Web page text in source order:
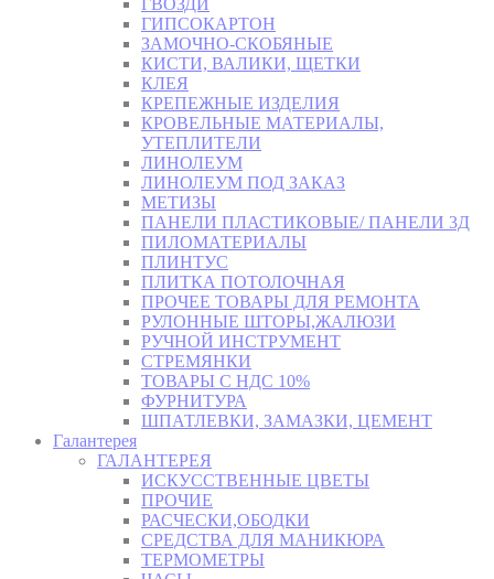
ГВОЗДИ
ГИПСОКАРТОН
ЗАМОЧНО-СКОБЯНЫЕ
КИСТИ, ВАЛИКИ, ЩЕТКИ
КЛЕЯ
КРЕПЕЖНЫЕ ИЗДЕЛИЯ
КРОВЕЛЬНЫЕ МАТЕРИАЛЫ,
УТЕПЛИТЕЛИ
ЛИНОЛЕУМ
ЛИНОЛЕУМ ПОД ЗАКАЗ
МЕТИЗЫ
ПАНЕЛИ ПЛАСТИКОВЫЕ/ ПАНЕЛИ 3Д
ПИЛОМАТЕРИАЛЫ
ПЛИНТУС
ПЛИТКА ПОТОЛОЧНАЯ
ПРОЧЕЕ ТОВАРЫ ДЛЯ РЕМОНТА
РУЛОННЫЕ ШТОРЫ,ЖАЛЮЗИ
РУЧНОЙ ИНСТРУМЕНТ
СТРЕМЯНКИ
ТОВАРЫ С НДС 10%
ФУРНИТУРА
ШПАТЛЕВКИ, ЗАМАЗКИ, ЦЕМЕНТ
Галантерея
ГАЛАНТЕРЕЯ
ИСКУССТВЕННЫЕ ЦВЕТЫ
ПРОЧИЕ
РАСЧЕСКИ,ОБОДКИ
СРЕДСТВА ДЛЯ МАНИКЮРА
ТЕРМОМЕТРЫ